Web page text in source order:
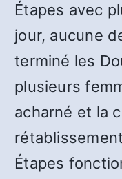
Étapes avec
jour, aucune
terminé les
plusieurs
acharné et la
Étapes